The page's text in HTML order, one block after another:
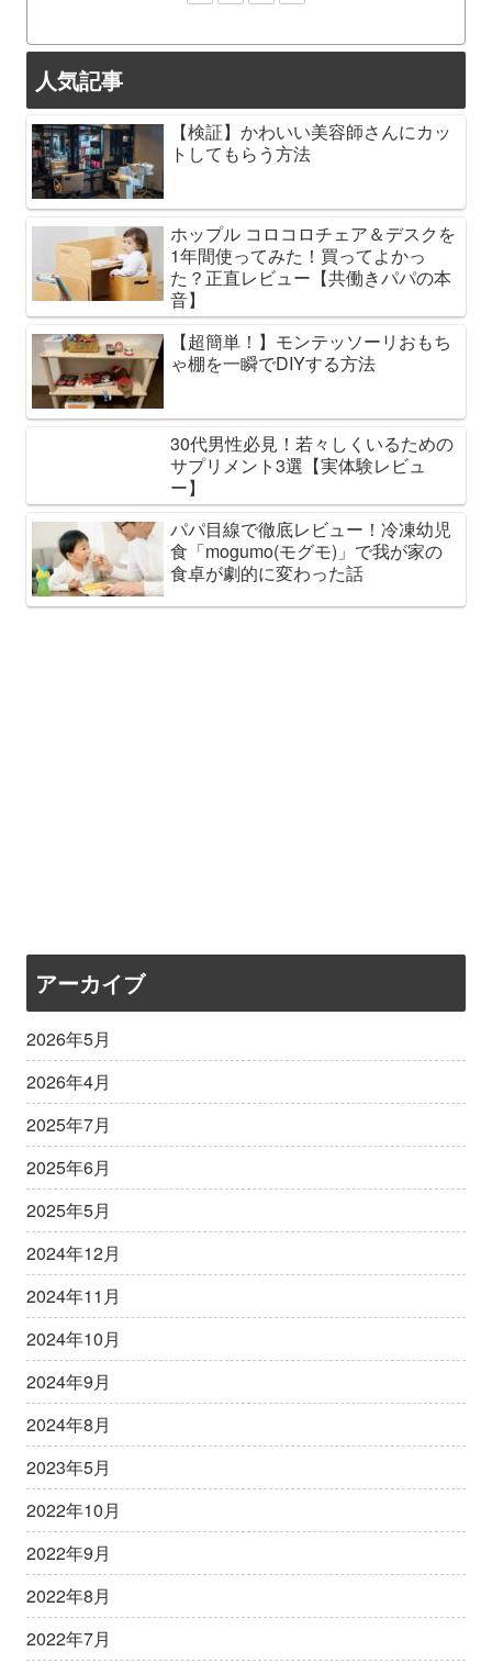
人気記事
【検証】かわいい美容師さんにカッ
トしてもらう方法
ホップル コロコロチェア＆デスクを
1年間使ってみた！買ってよかっ
た？正直レビュー【共働きパパの本
音】
【超簡単！】モンテッソーリおもち
ゃ棚を一瞬でDIYする方法
30代男性必見！若々しくいるための
サプリメント3選【実体験レビュ
ー】
パパ目線で徹底レビュー！冷凍幼児
食「mogumo(モグモ)」で我が家の
食卓が劇的に変わった話
アーカイブ
2026年5月
2026年4月
2025年7月
2025年6月
2025年5月
2024年12月
2024年11月
2024年10月
2024年9月
2024年8月
2023年5月
2022年10月
2022年9月
2022年8月
2022年7月